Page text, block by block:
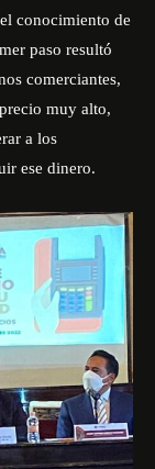
conocimiento de
paso resultó
comerciantes,
muy alto,
a los
ese dinero.